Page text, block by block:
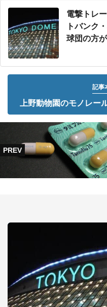
電撃トレ
トバンク
球団の方
記事
上野動物園のモノレー